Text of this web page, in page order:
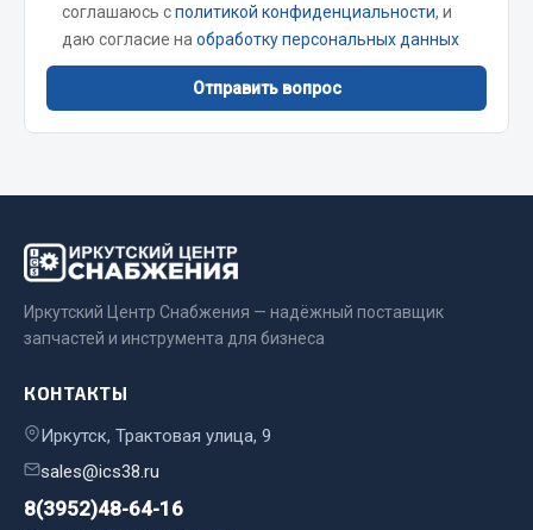
Адаптеры и переходники
Тройники
Трубки, муфты, гайки
Угольники
Весь раздел
соглашаюсь сполитикой конфиденциальности, и
даю согласие на обработку персональных данных
Отправить вопрос
Иркутский Центр Снабжения — надёжный поставщик
запчастей и инструмента для бизнеса
КОНТАКТЫ
Иркутск, Трактовая улица, 9
sales@ics38.ru
8(3952)48-64-16